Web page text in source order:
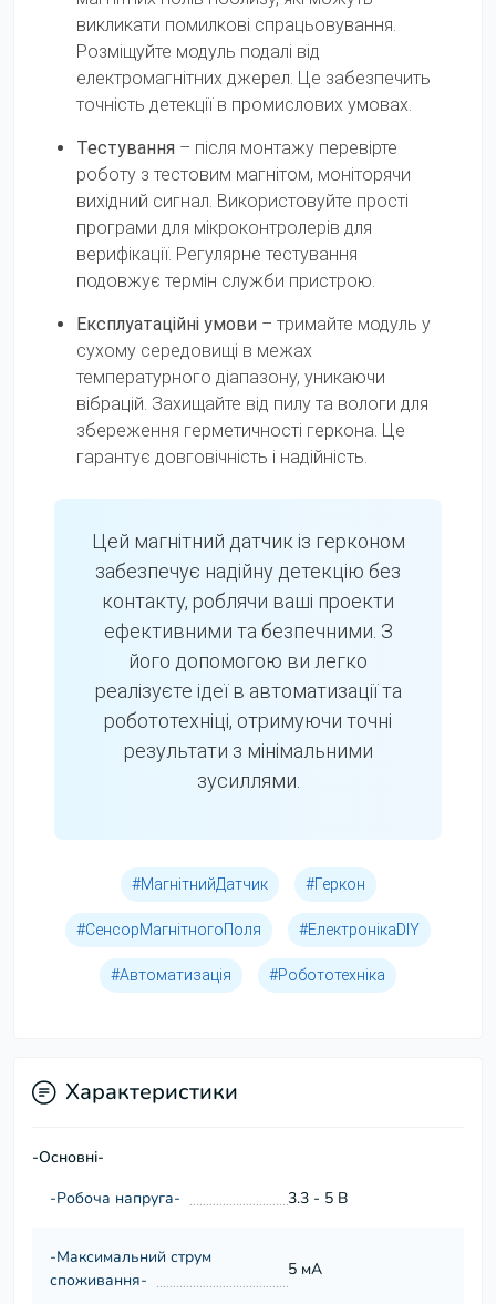
викликати помилкові спрацьовування.
Розміщуйте модуль подалі від
електромагнітних джерел. Це забезпечить
точність детекції в промислових умовах.
Тестування – після монтажу перевірте
роботу з тестовим магнітом, моніторячи
вихідний сигнал. Використовуйте прості
програми для мікроконтролерів для
верифікації. Регулярне тестування
подовжує термін служби пристрою.
Експлуатаційні умови – тримайте модуль у
сухому середовищі в межах
температурного діапазону, уникаючи
вібрацій. Захищайте від пилу та вологи для
збереження герметичності геркона. Це
гарантує довговічність і надійність.
Цей магнітний датчик із герконом
забезпечує надійну детекцію без
контакту, роблячи ваші проекти
ефективними та безпечними. З
його допомогою ви легко
реалізуєте ідеї в автоматизації та
робототехніці, отримуючи точні
результати з мінімальними
зусиллями.
#МагнітнийДатчик #Геркон
#СенсорМагнітногоПоля #ЕлектронікаDIY
#Автоматизація #Робототехніка
Характеристики
-Основні-
-Робоча напруга-
3.3 - 5 В
-Максимальний струм
споживання-
5 мА